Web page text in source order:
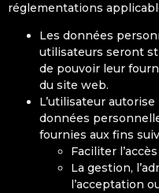
réglementations
Les données
utilisateurs seront
de pouvoir leur
du site web.
L’utilisateur
données
fournies aux fins
Faciliter
La gestion,
l’acceptation